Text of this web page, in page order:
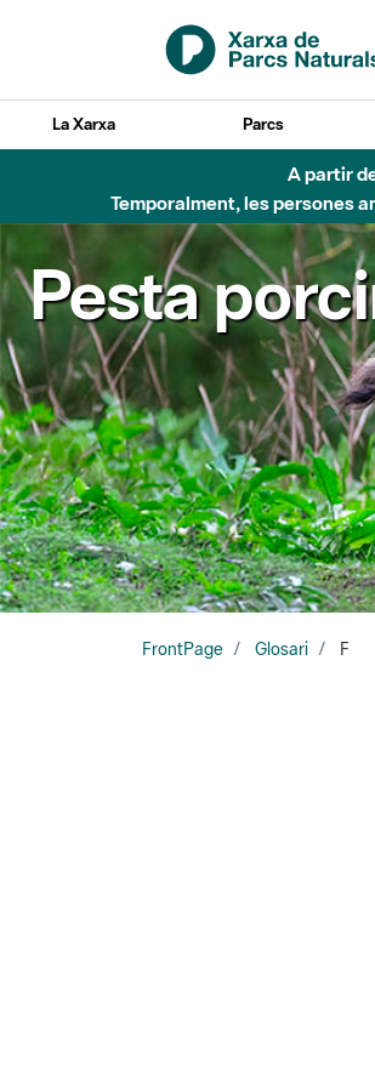
Salta al contingut principal
La Xarxa Parcs
A partir
Temporalment, les persones
Pesta
FrontPage Glosari F